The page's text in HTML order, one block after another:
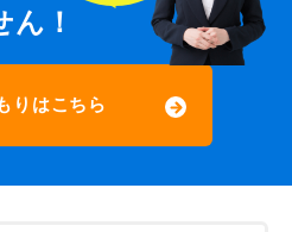
！
りはこちら